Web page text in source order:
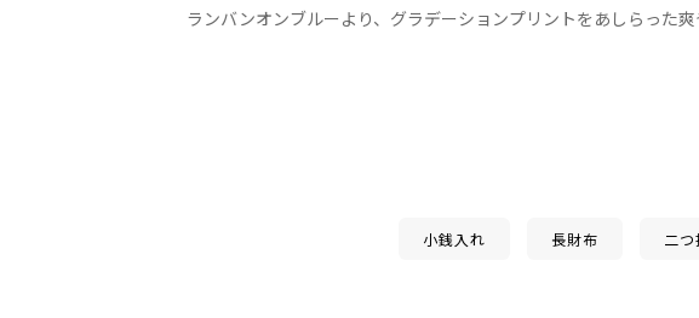
ランバンオンブルーより、グラデーションプリントをあしらった
小銭入れ 長財布 二